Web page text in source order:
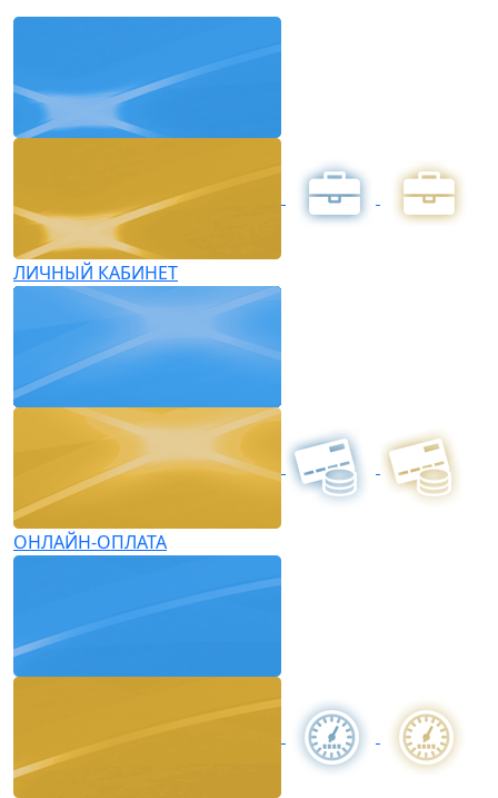
ЛИЧНЫЙ КАБИНЕТ
ОНЛАЙН-ОПЛАТА